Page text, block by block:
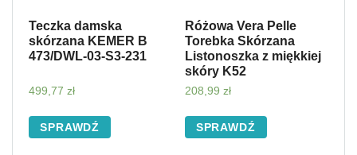
Teczka damska
skórzana KEMER B
473/DWL-03-S3-231
499,77 zł
SPRAWDŹ
Różowa Vera Pelle
Torebka Skórzana
Listonoszka z miękkiej
skóry K52
208,99 zł
SPRAWDŹ